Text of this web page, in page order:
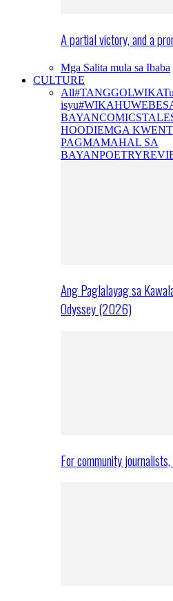
A partial victory, and a
Mga Salita mula sa Ibaba
CULTURE
All#TANGGOLWIKA
isyu#WIKAHUWEBES
BAYANCOMICS
HOODIEMGA
PAGMAMAHAL SA
BAYANPOETRY
Ang Paglalayag sa
Odyssey (2026)
For community